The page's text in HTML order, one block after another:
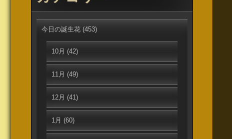
今日の誕生花 (453)
10月 (42)
11月 (49)
12月 (41)
1月 (60)